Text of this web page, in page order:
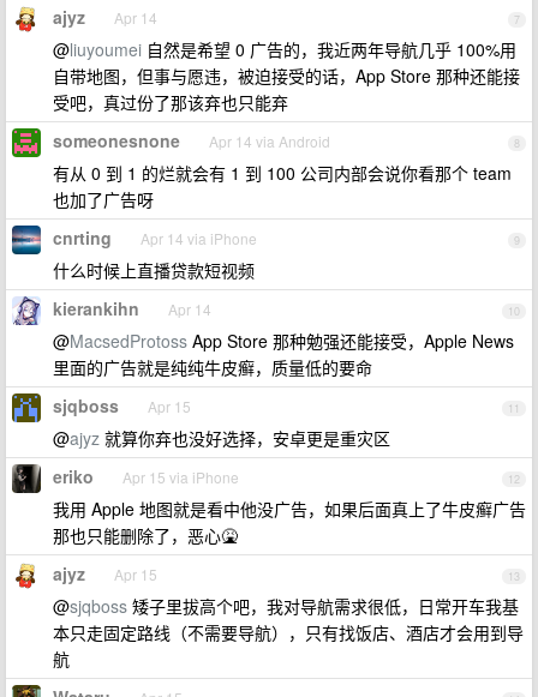
7
ajyz Apr 14
@liuyoumei 自然是希望 0 广告的，我近两年导航几乎 100%用
自带地图，但事与愿违，被迫接受的话，App Store 那种还能接
受吧，真过份了那该弃也只能弃
8
someonesnone Apr 14 via Android
有从 0 到 1 的烂就会有 1 到 100 公司内部会说你看那个 team
也加了广告呀
9
cnrting Apr 14 via iPhone
什么时候上直播贷款短视频
10
kierankihn Apr 14
@MacsedProtoss App Store 那种勉强还能接受，Apple News
里面的广告就是纯纯牛皮癣，质量低的要命
11
sjqboss Apr 15
@ajyz 就算你弃也没好选择，安卓更是重灾区
12
eriko Apr 15 via iPhone
我用 Apple 地图就是看中他没广告，如果后面真上了牛皮癣广告
那也只能删除了，恶心🤮
13
ajyz Apr 15
@sjqboss 矮子里拔高个吧，我对导航需求很低，日常开车我基
本只走固定路线（不需要导航），只有找饭店、酒店才会用到导
航